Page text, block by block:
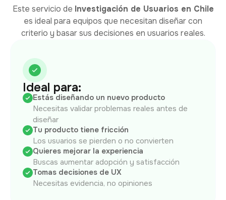
Este servicio de Investigación de Usuarios en Chile
es ideal para equipos que necesitan diseñar con
criterio y basar sus decisiones en usuarios reales.
Ideal para:
Estás diseñando un nuevo producto
Necesitas validar problemas reales antes de
diseñar
Tu producto tiene fricción
Los usuarios se pierden o no convierten
Quieres mejorar la experiencia
Buscas aumentar adopción y satisfacción
Tomas decisiones de UX
Necesitas evidencia, no opiniones